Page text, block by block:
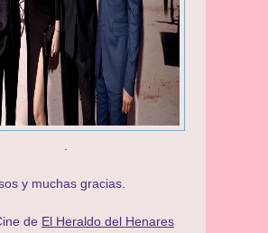
y muchas gracias.
de El Heraldo del Henares